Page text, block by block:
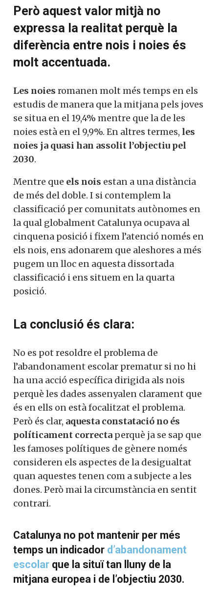
Però aquest valor mitjà no
expressa la realitat perquè la
diferència entre nois i noies és
molt accentuada.
Les noies romanen molt més temps en els
estudis de manera que la mitjana pels joves
se situa en el 19,4% mentre que la de les
noies està en el 9,9%. En altres termes, les
noies ja quasi han assolit l’objectiu pel
2030.
Mentre que els nois estan a una distància
de més del doble. I si contemplem la
classificació per comunitats autònomes en
la qual globalment Catalunya ocupava al
cinquena posició i fixem l’atenció només en
els nois, ens adonarem que aleshores a més
pugem un lloc en aquesta dissortada
classificació i ens situem en la quarta
posició.
La conclusió és clara:
No es pot resoldre el problema de
l’abandonament escolar prematur si no hi
ha una acció específica dirigida als nois
perquè les dades assenyalen clarament que
és en ells on està focalitzat el problema.
Però és clar, aquesta constatació no és
políticament correcta perquè ja se sap que
les famoses polítiques de gènere només
consideren els aspectes de la desigualtat
quan aquestes tenen com a subjecte a les
dones. Però mai la circumstància en sentit
contrari.
Catalunya no pot mantenir per més
temps un indicador d’abandonament
escolar que la situï tan lluny de la
mitjana europea i de l’objectiu 2030.